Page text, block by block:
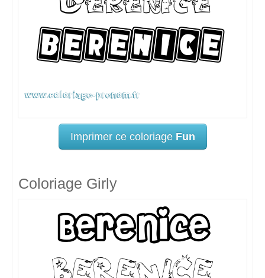
Imprimer ce coloriage Fun
Coloriage Girly